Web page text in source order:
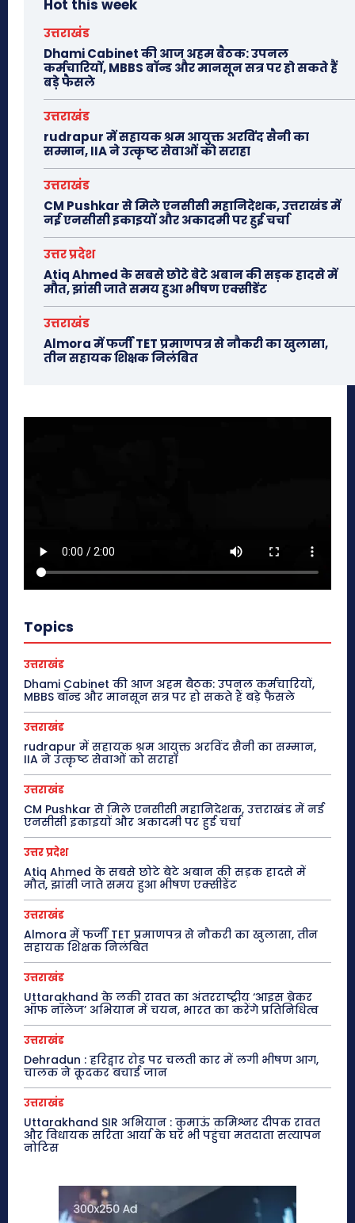
Hot this week
उत्तराखंड
Dhami Cabinet की आज अहम बैठक: उपनल
कर्मचारियों, MBBS बॉन्ड और मानसून सत्र पर हो सकते हैं
बड़े फैसले
उत्तराखंड
rudrapur में सहायक श्रम आयुक्त अरविंद सैनी का
सम्मान, IIA ने उत्कृष्ट सेवाओं को सराहा
उत्तराखंड
CM Pushkar से मिले एनसीसी महानिदेशक, उत्तराखंड में
नई एनसीसी इकाइयों और अकादमी पर हुई चर्चा
उत्तर प्रदेश
Atiq Ahmed के सबसे छोटे बेटे अबान की सड़क हादसे में
मौत, झांसी जाते समय हुआ भीषण एक्सीडेंट
उत्तराखंड
Almora में फर्जी TET प्रमाणपत्र से नौकरी का खुलासा,
तीन सहायक शिक्षक निलंबित
Topics
उत्तराखंड
Dhami Cabinet की आज अहम बैठक: उपनल कर्मचारियों,
MBBS बॉन्ड और मानसून सत्र पर हो सकते हैं बड़े फैसले
उत्तराखंड
rudrapur में सहायक श्रम आयुक्त अरविंद सैनी का सम्मान,
IIA ने उत्कृष्ट सेवाओं को सराहा
उत्तराखंड
CM Pushkar से मिले एनसीसी महानिदेशक, उत्तराखंड में नई
एनसीसी इकाइयों और अकादमी पर हुई चर्चा
उत्तर प्रदेश
Atiq Ahmed के सबसे छोटे बेटे अबान की सड़क हादसे में
मौत, झांसी जाते समय हुआ भीषण एक्सीडेंट
उत्तराखंड
Almora में फर्जी TET प्रमाणपत्र से नौकरी का खुलासा, तीन
सहायक शिक्षक निलंबित
उत्तराखंड
Uttarakhand के लकी रावत का अंतरराष्ट्रीय ‘आइस ब्रेकर
ऑफ नॉलेज’ अभियान में चयन, भारत का करेंगे प्रतिनिधित्व
उत्तराखंड
Dehradun : हरिद्वार रोड पर चलती कार में लगी भीषण आग,
चालक ने कूदकर बचाई जान
उत्तराखंड
Uttarakhand SIR अभियान : कुमाऊं कमिश्नर दीपक रावत
और विधायक सरिता आर्या के घर भी पहुंचा मतदाता सत्यापन
नोटिस